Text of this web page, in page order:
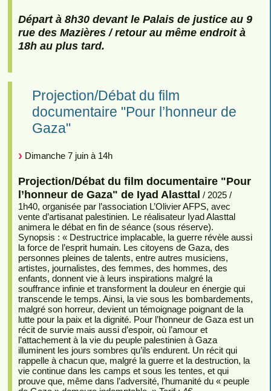
Départ à 8h30 devant le Palais de justice au 9
rue des Mazières / retour au même endroit à
18h au plus tard.
Projection/Débat du film
documentaire "Pour l’honneur de
Gaza"
Dimanche 7 juin à 14h
Projection/Débat du film documentaire "Pour
l’honneur de Gaza" de Iyad Alasttal / 2025 /
1h40, organisée par l’association L’Olivier AFPS, avec
vente d’artisanat palestinien. Le réalisateur Iyad Alasttal
animera le débat en fin de séance (sous réserve).
Synopsis : « Destructrice implacable, la guerre révèle aussi
la force de l’esprit humain. Les citoyens de Gaza, des
personnes pleines de talents, entre autres musiciens,
artistes, journalistes, des femmes, des hommes, des
enfants, donnent vie à leurs inspirations malgré la
souffrance infinie et transforment la douleur en énergie qui
transcende le temps. Ainsi, la vie sous les bombardements,
malgré son horreur, devient un témoignage poignant de la
lutte pour la paix et la dignité. Pour l’honneur de Gaza est un
récit de survie mais aussi d’espoir, où l’amour et
l’attachement à la vie du peuple palestinien à Gaza
illuminent les jours sombres qu’ils endurent. Un récit qui
rappelle à chacun que, malgré la guerre et la destruction, la
vie continue dans les camps et sous les tentes, et qui
prouve que, même dans l’adversité, l’humanité du « peuple